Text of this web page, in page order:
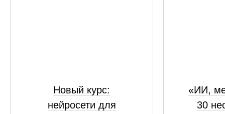
Новый курс:
нейросети для
«ИИ,
30